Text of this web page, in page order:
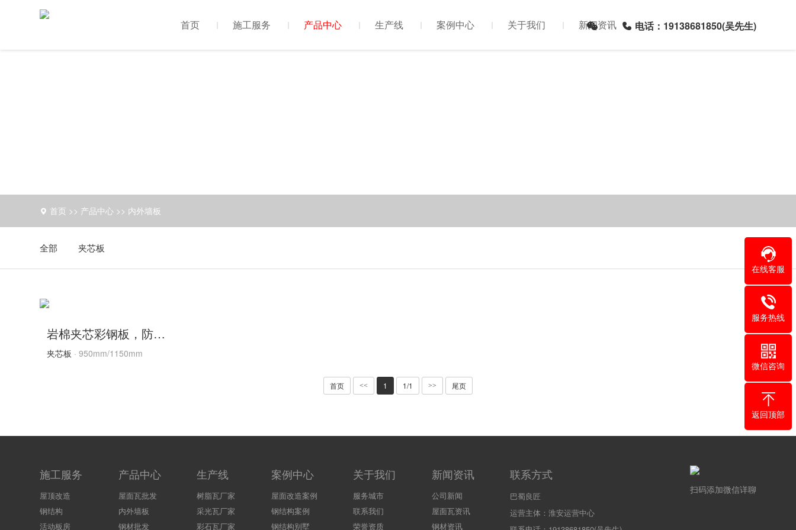
首页 施工服务 产品中心 生产线 案例中心 关于我们 新闻资讯 电话：19138681850(吴先生)
首页 >> 产品中心 >> 内外墙板
全部 夹芯板
岩棉夹芯彩钢板，防火保温外墙彩钢板
夹芯板 · 950mm/1150mm
首页 << 1 1/1 >> 尾页
施工服务
屋顶改造
钢结构
活动板房
产品中心
屋面瓦批发
内外墙板
钢材批发
生产线
树脂瓦厂家
采光瓦厂家
彩石瓦厂家
案例中心
屋面改造案例
钢结构案例
钢结构别墅
关于我们
服务城市
联系我们
荣誉资质
新闻资讯
公司新闻
屋面瓦资讯
钢材资讯
联系方式
巴蜀良匠
运营主体：淮安运营中心
扫码添加微信详聊
在线客服
服务热线
微信咨询
返回顶部